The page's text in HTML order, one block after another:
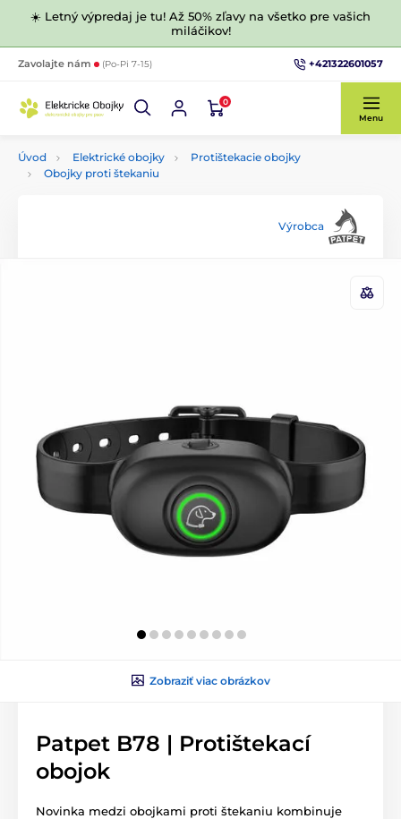
☀️ Letný výpredaj je tu! Až 50% zľavy na všetko pre vašich
miláčikov!
Zavolajte nám (Po-Pi 7-15) +421322601057
0
Menu
Úvod Elektrické obojky
Protištekacie obojky
Obojky proti štekaniu
Výrobca
Zobraziť viac obrázkov
Patpet B78 | Protištekací
obojok
Novinka medzi obojkami proti štekaniu kombinuje